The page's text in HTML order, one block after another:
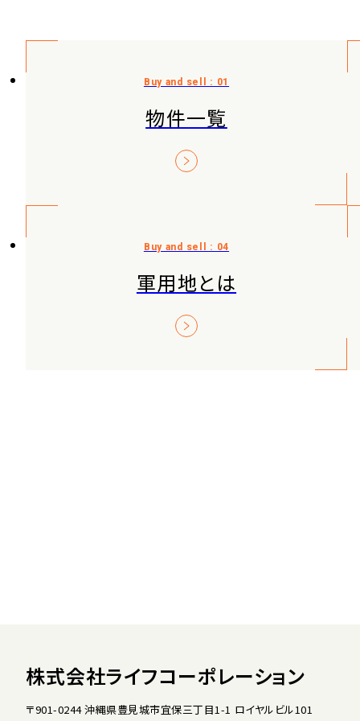
物件一覧
軍用地とは
株式会社ライフコーポレーション
〒901-0244 沖縄県豊見城市宜保三丁目1-1 ロイヤルビル101